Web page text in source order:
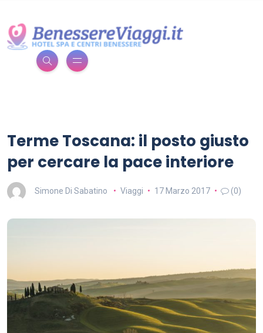
Terme Toscana: il posto giusto
per cercare la pace interiore
Simone Di Sabatino Viaggi 17 Marzo 2017 (0)